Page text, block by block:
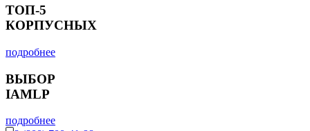
ТОП-5
КОРПУСНЫХ
подробнее
ВЫБОР
IAMLP
подробнее